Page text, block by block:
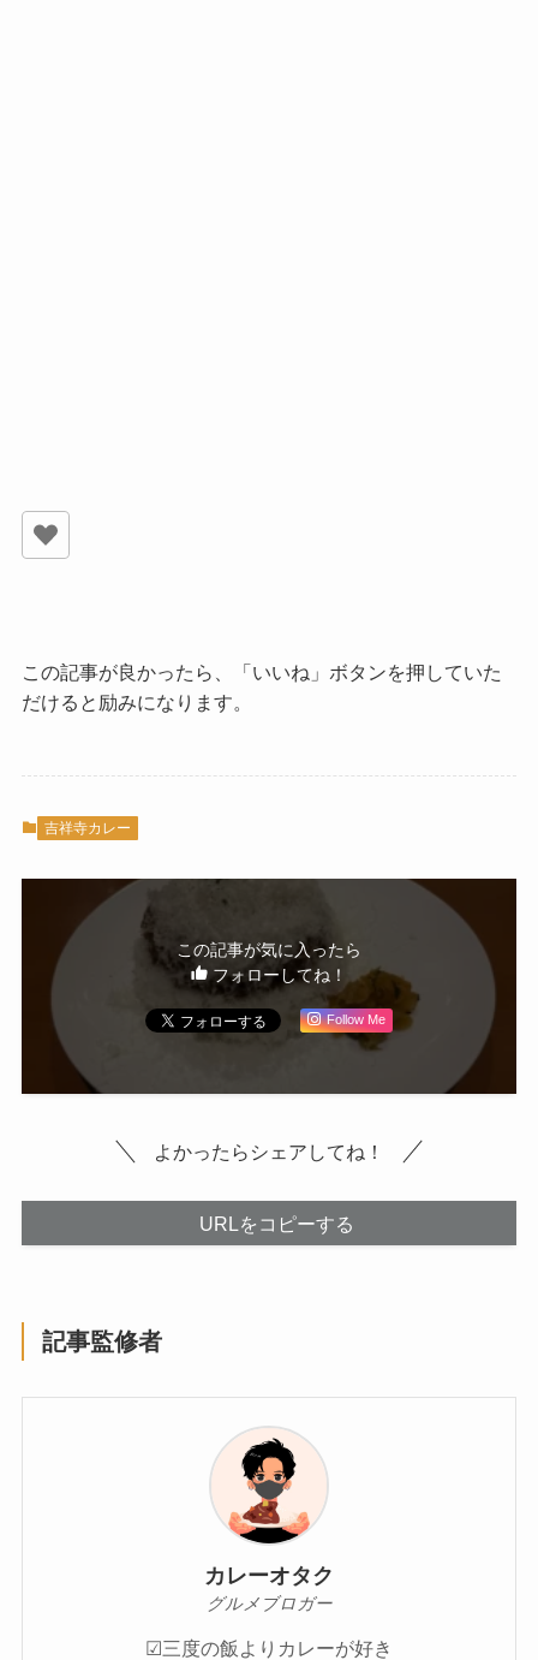
この記事が良かったら、「いいね」ボタンを押していた
だけると励みになります。
吉祥寺カレー
この記事が気に入ったら
フォローしてね！
Follow Me
よかったらシェアしてね！
URLをコピーする
記事監修者
カレーオタク
グルメブロガー
☑︎三度の飯よりカレーが好き